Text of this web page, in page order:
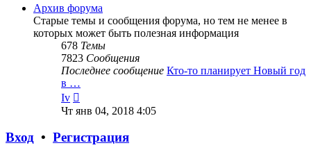
Архив форума
Старые темы и сообщения форума, но тем не менее в
которых может быть полезная информация
678 Темы
7823 Сообщения
Последнее сообщение Кто-то планирует Новый год
в …
Iv
к
последнему
Чт янв 04, 2018 4:05
Вход • Регистрация